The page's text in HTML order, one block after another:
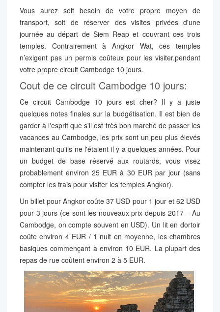
Vous aurez soit besoin de votre propre moyen de
transport, soit de réserver des visites privées d'une
journée au départ de Siem Reap et couvrant ces trois
temples. Contrairement à Angkor Wat, ces temples
n’exigent pas un permis coûteux pour les visiter.pendant
votre propre circuit Cambodge 10 jours.
Cout de ce circuit Cambodge 10 jours:
Ce circuit Cambodge 10 jours est cher? Il y a juste
quelques notes finales sur la budgétisation. Il est bien de
garder à l'esprit que s'il est très bon marché de passer les
vacances au Cambodge, les prix sont un peu plus élevés
maintenant qu'ils ne l'étaient il y a quelques années. Pour
un budget de base réservé aux routards, vous visez
probablement environ 25 EUR à 30 EUR par jour (sans
compter les frais pour visiter les temples Angkor).
Un billet pour Angkor coûte 37 USD pour 1 jour et 62 USD
pour 3 jours (ce sont les nouveaux prix depuis 2017 – Au
Cambodge, on compte souvent en USD). Un lit en dortoir
coûte environ 4 EUR / 1 nuit en moyenne, les chambres
basiques commençant à environ 10 EUR. La plupart des
repas de rue coûtent environ 2 à 5 EUR.